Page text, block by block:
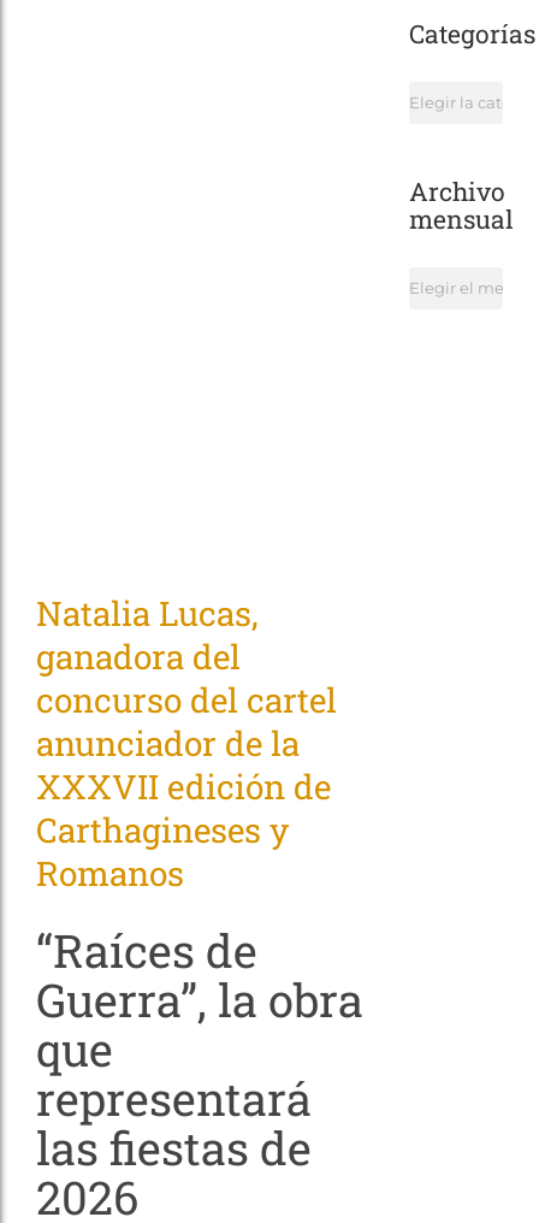
Natalia Lucas,
ganadora del
concurso del cartel
anunciador de la
XXXVII edición de
Carthagineses y
Romanos
“Raíces de
Guerra”, la obra
que
representará
las fiestas de
2026
Categorías
Categorías
Archivo
mensual
Archivo
mensual